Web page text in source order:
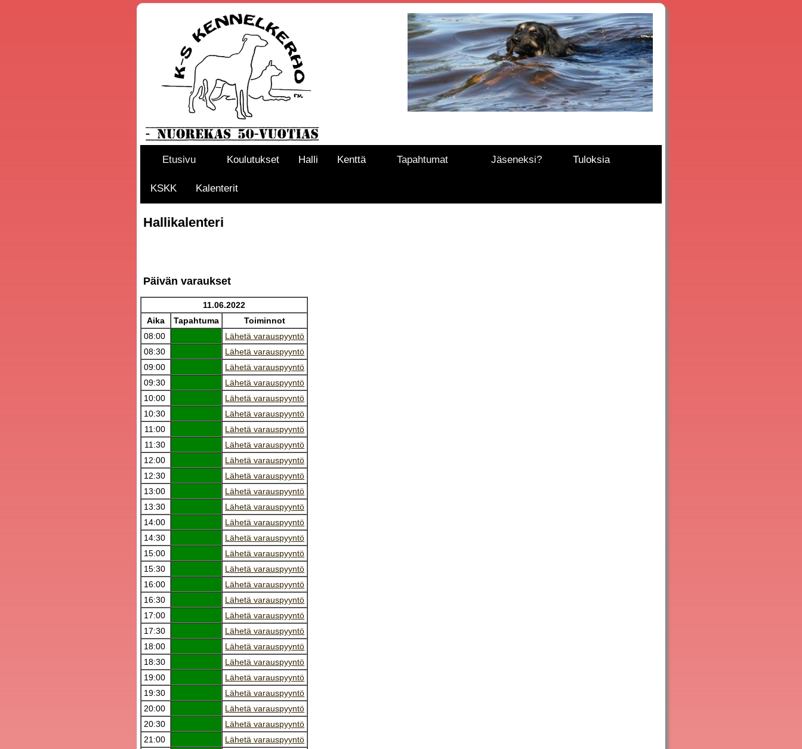
Etusivu Koulutukset Halli Kenttä Tapahtumat Jäseneksi? Tuloksia
KSKK Kalenterit
Hallikalenteri
Päivän varaukset
11.06.2022
Aika
Tapahtuma
Toiminnot
08:00
Lähetä varauspyyntö
08:30
Lähetä varauspyyntö
09:00
Lähetä varauspyyntö
09:30
Lähetä varauspyyntö
10:00
Lähetä varauspyyntö
10:30
Lähetä varauspyyntö
11:00
Lähetä varauspyyntö
11:30
Lähetä varauspyyntö
12:00
Lähetä varauspyyntö
12:30
Lähetä varauspyyntö
13:00
Lähetä varauspyyntö
13:30
Lähetä varauspyyntö
14:00
Lähetä varauspyyntö
14:30
Lähetä varauspyyntö
15:00
Lähetä varauspyyntö
15:30
Lähetä varauspyyntö
16:00
Lähetä varauspyyntö
16:30
Lähetä varauspyyntö
17:00
Lähetä varauspyyntö
17:30
Lähetä varauspyyntö
18:00
Lähetä varauspyyntö
18:30
Lähetä varauspyyntö
19:00
Lähetä varauspyyntö
19:30
Lähetä varauspyyntö
20:00
Lähetä varauspyyntö
20:30
Lähetä varauspyyntö
21:00
Lähetä varauspyyntö